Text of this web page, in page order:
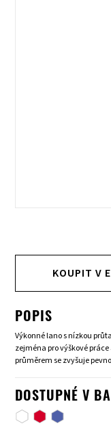
KOUPIT V
POPIS
Výkonné lano s nízkou
zejména pro výškové
průměrem se zvyšuje
DOSTUPNÉ V